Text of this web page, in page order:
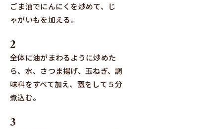
ごま油でにんにくを炒めて、じ
ゃがいもを加える。
全体に油がまわるように炒めた
ら、水、さつま揚げ、玉ねぎ、調
味料をすべて加え、蓋をして５分
煮込む。